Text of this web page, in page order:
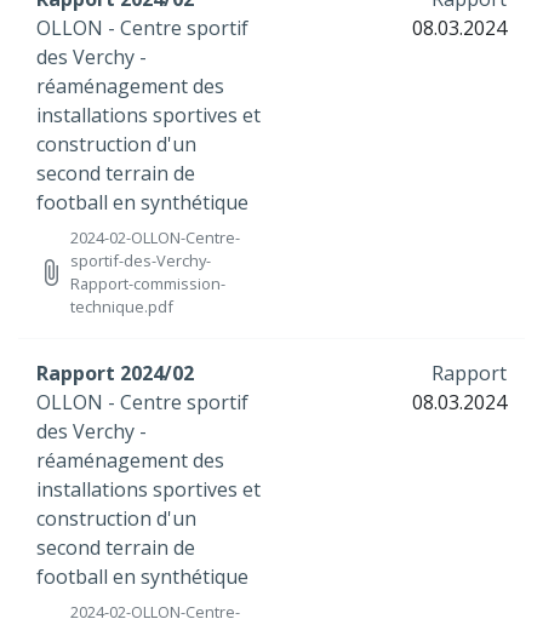
OLLON - Centre sportif
des Verchy -
réaménagement des
installations sportives et
construction d'un
second terrain de
football en synthétique
attach_file
2024-02-OLLON-Centre-
sportif-des-Verchy-
Rapport-commission-
technique.pdf
08.03.2024
Rapport 2024/02
OLLON - Centre sportif
des Verchy -
réaménagement des
installations sportives et
construction d'un
second terrain de
football en synthétique
2024-02-OLLON-Centre-
Rapport
08.03.2024